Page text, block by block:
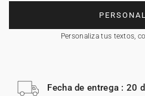
Personaliza tus textos,
Fecha de entrega : 20